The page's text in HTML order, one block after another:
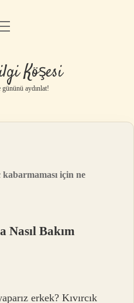
Uyarı
Köşesi
gününü aydınlat!
kabarmaması için ne
Nasıl Bakım
erkek? Kıvırcık